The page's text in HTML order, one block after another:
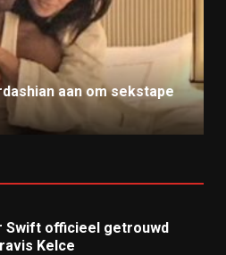
aan om sekstape
Swift officieel getrouwd
Kelce